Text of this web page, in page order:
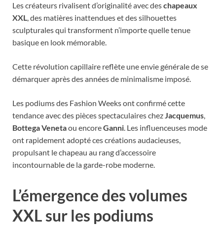
Les créateurs rivalisent d’originalité avec deschapeaux
XXL, des matières inattendues et des silhouettes
sculpturales qui transforment n’importe quelle tenue
basique en look mémorable.
Cette révolution capillaire reflète une envie générale de se
démarquer après des années de minimalisme imposé.
Les podiums des Fashion Weeks ont confirmé cette
tendance avec des pièces spectaculaires chezJacquemus,
Bottega Venetaou encoreGanni. Les influenceuses mode
ont rapidement adopté ces créations audacieuses,
propulsant le chapeau au rang d’accessoire
incontournable de la garde-robe moderne.
L’émergence des volumes
XXL sur les podiums